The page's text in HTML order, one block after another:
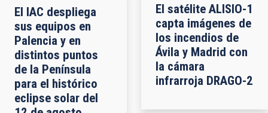
El IAC despliega
sus equipos en
Palencia y en
distintos puntos
de la Península
para el histórico
eclipse solar del
El satélite ALISIO-1
capta imágenes de
los incendios de
Ávila y Madrid con
la cámara
infrarroja DRAGO-2